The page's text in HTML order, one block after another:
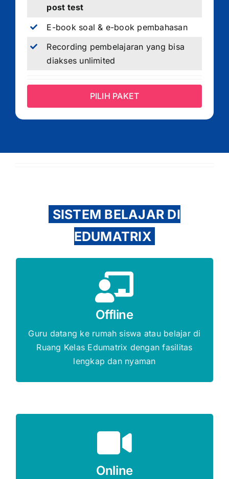
post test
E-book soal & e-book pembahasan
Recording pembelajaran yang bisa
diakses unlimited
PILIH PAKET
SISTEM BELAJAR DI
EDUMATRIX
Offline
Guru datang ke rumah siswa atau belajar di
Ruang Kelas Edumatrix dengan fasilitas
lengkap dan nyaman
Gratis Biaya Pendaftaran
DAFTAR SEKARANG
Online